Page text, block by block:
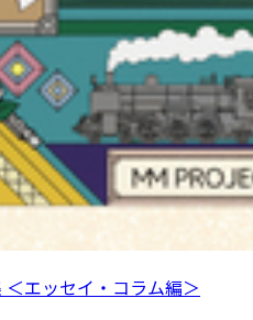
エッセイ・コラム編＞